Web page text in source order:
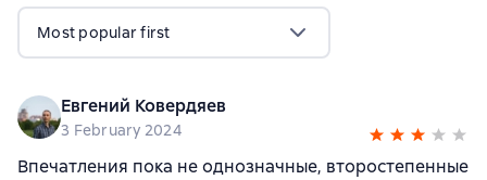
Most popular first
Евгений Ковердяев
3 February 2024
Впечатления пока не однозначные, второстепенные